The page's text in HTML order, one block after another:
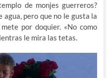
de monjes guerreros?
agua, pero que no le gusta la
por doquier. «No como
le mira las tetas.